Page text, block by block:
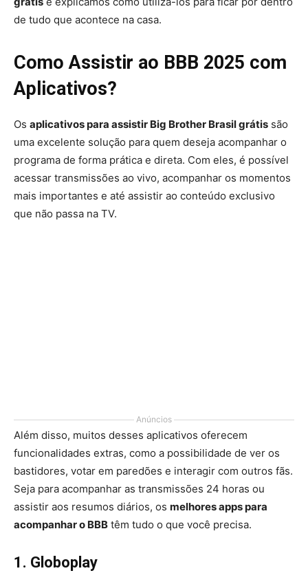
de tudo que acontece na casa.
Como Assistir ao BBB 2025 com
Aplicativos?
Os aplicativos para assistir Big Brother Brasil grátis são
uma excelente solução para quem deseja acompanhar o
programa de forma prática e direta. Com eles, é possível
acessar transmissões ao vivo, acompanhar os momentos
mais importantes e até assistir ao conteúdo exclusivo
que não passa na TV.
Anúncios
Além disso, muitos desses aplicativos oferecem
funcionalidades extras, como a possibilidade de ver os
bastidores, votar em paredões e interagir com outros fãs.
Seja para acompanhar as transmissões 24 horas ou
assistir aos resumos diários, os melhores apps para
acompanhar o BBB têm tudo o que você precisa.
1. Globoplay